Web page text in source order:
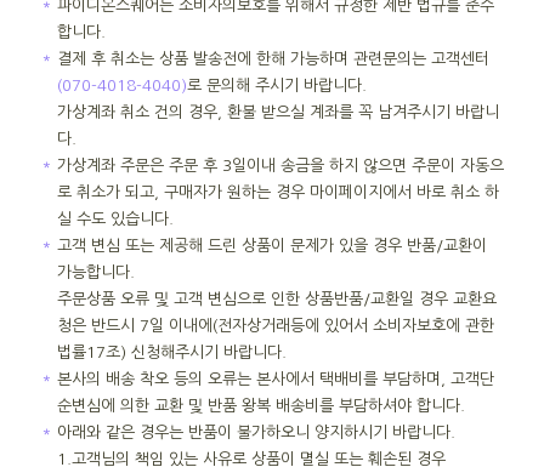
＊ 파이디온스퀘어는 소비자의보호를 위해서 규정한 제반 법규를 준수
합니다.
＊ 결제 후 취소는 상품 발송전에 한해 가능하며 관련문의는 고객센터
(070-4018-4040)로 문의해 주시기 바랍니다.
가상계좌 취소 건의 경우, 환불 받으실 계좌를 꼭 남겨주시기 바랍니
다.
＊ 가상계좌 주문은 주문 후 3일이내 송금을 하지 않으면 주문이 자동으
로 취소가 되고, 구매자가 원하는 경우 마이페이지에서 바로 취소 하
실 수도 있습니다.
＊ 고객 변심 또는 제공해 드린 상품이 문제가 있을 경우 반품/교환이
가능합니다.
주문상품 오류 및 고객 변심으로 인한 상품반품/교환일 경우 교환요
청은 반드시 7일 이내에(전자상거래등에 있어서 소비자보호에 관한
법률17조) 신청해주시기 바랍니다.
＊ 본사의 배송 착오 등의 오류는 본사에서 택배비를 부담하며, 고객단
순변심에 의한 교환 및 반품 왕복 배송비를 부담하셔야 합니다.
＊ 아래와 같은 경우는 반품이 불가하오니 양지하시기 바랍니다.
1. 고객님의 책임 있는 사유로 상품이 멸실 또는 훼손된 경우